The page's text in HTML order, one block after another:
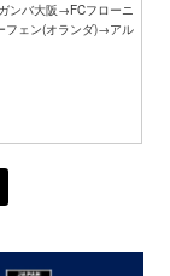
ンバ大阪→FCフローニ
フェン(オランダ)→アル